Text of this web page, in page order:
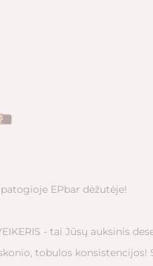
EPbar dėžutėje!
- tai Jūsų auksinis
tobulos konsistencijos!